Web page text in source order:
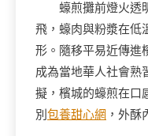
蠔煎攤前燈火透
飛，蠔肉與粉漿在低
形。隨移平易近傳進
成為當地華人社會熟
擬，檳城的蠔煎在口
別 包養甜心網 ，外酥